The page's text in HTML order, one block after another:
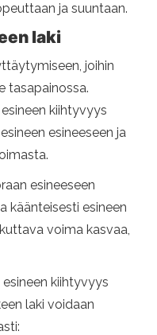
ja suuntaan.
laki
joihin
tasapainossa.
kiihtyvyys
esineeseen ja
esineeseen
käänteisesti esineen
voima kasvaa,
kiihtyvyys
laki voidaan